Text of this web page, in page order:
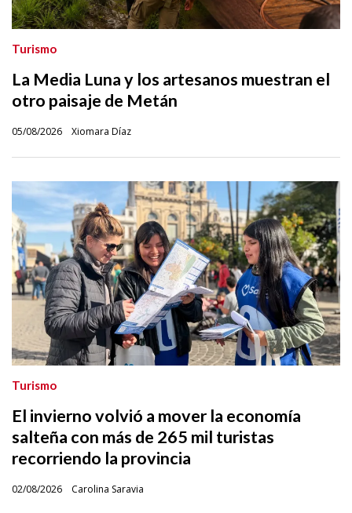
La Media Luna y los artesanos muestran el
otro paisaje de Metán
Xiomara Díaz
Turismo
05/08/2026
El invierno volvió a mover la economía
salteña con más de 265 mil turistas
recorriendo la provincia
Carolina Saravia
Turismo
02/08/2026